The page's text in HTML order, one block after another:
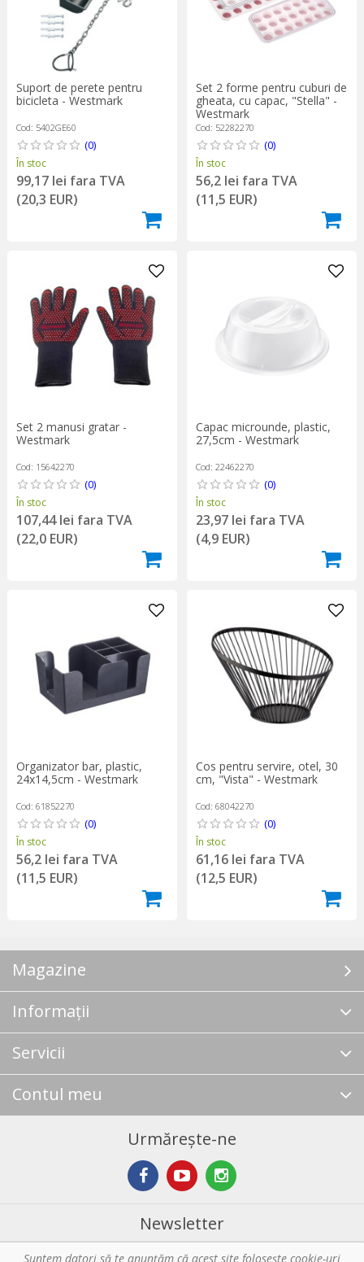
Suport de perete pentru
bicicleta - Westmark
Cod: 5402GE60
(0)
În stoc
99,17 lei fara TVA
(20,3 EUR)
Set 2 forme pentru cuburi de
gheata, cu capac, "Stella" -
Westmark
Cod: 52282270
(0)
În stoc
56,2 lei fara TVA
(11,5 EUR)
Set 2 manusi gratar -
Westmark
Cod: 15642270
(0)
În stoc
107,44 lei fara TVA
(22,0 EUR)
Capac microunde, plastic,
27,5cm - Westmark
Cod: 22462270
(0)
În stoc
23,97 lei fara TVA
(4,9 EUR)
Organizator bar, plastic,
24x14,5cm - Westmark
Cod: 61852270
(0)
În stoc
56,2 lei fara TVA
(11,5 EUR)
Cos pentru servire, otel, 30
cm, "Vista" - Westmark
Cod: 68042270
(0)
În stoc
61,16 lei fara TVA
(12,5 EUR)
Magazine
Informații
Servicii
Contul meu
Urmărește-ne
Newsletter
Abonare
Suntem datori să te anunţăm că acest site foloseşte cookie-uri